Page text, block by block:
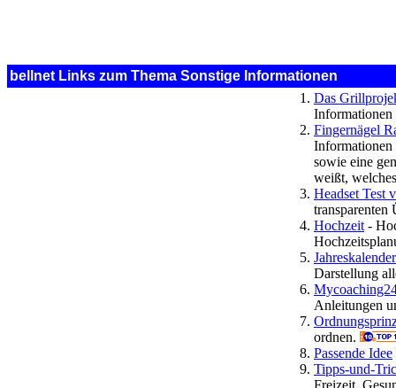
bellnet Links zum Thema Sonstige Informationen
Das
Fingernägel
Informationen
sowie eine
weißt,
Headset Test
transparenten
Hochzeit -
Darstellung
Anleitungen
ordnen.
Passende Idee
Tipps-und-
Freizeit,